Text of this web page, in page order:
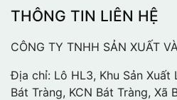
THÔNG TIN LIÊN HỆ
CÔNG TY TNHH SẢN XUẤT
Địa chỉ: Lô HL3, Khu Sản Xuất
Bát Tràng, KCN Bát Tràng, Xã